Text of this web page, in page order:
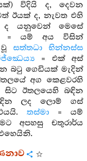
විදියි ද, දෙවන
ඊයක් ද, නැවත එහි
යනුවෙන් මෙසේ
= යම් අය විසින්
වූසත්තධා භින්නස්ස
= එක් අස්
බටු ගෙඩියක් මැදින්
අග කෙළවරහි
සිට ඊතලයෙහි බඳින
ලද ලොම් ගස්
තස්මා = යම්
අපහසු චතුරාර්ය